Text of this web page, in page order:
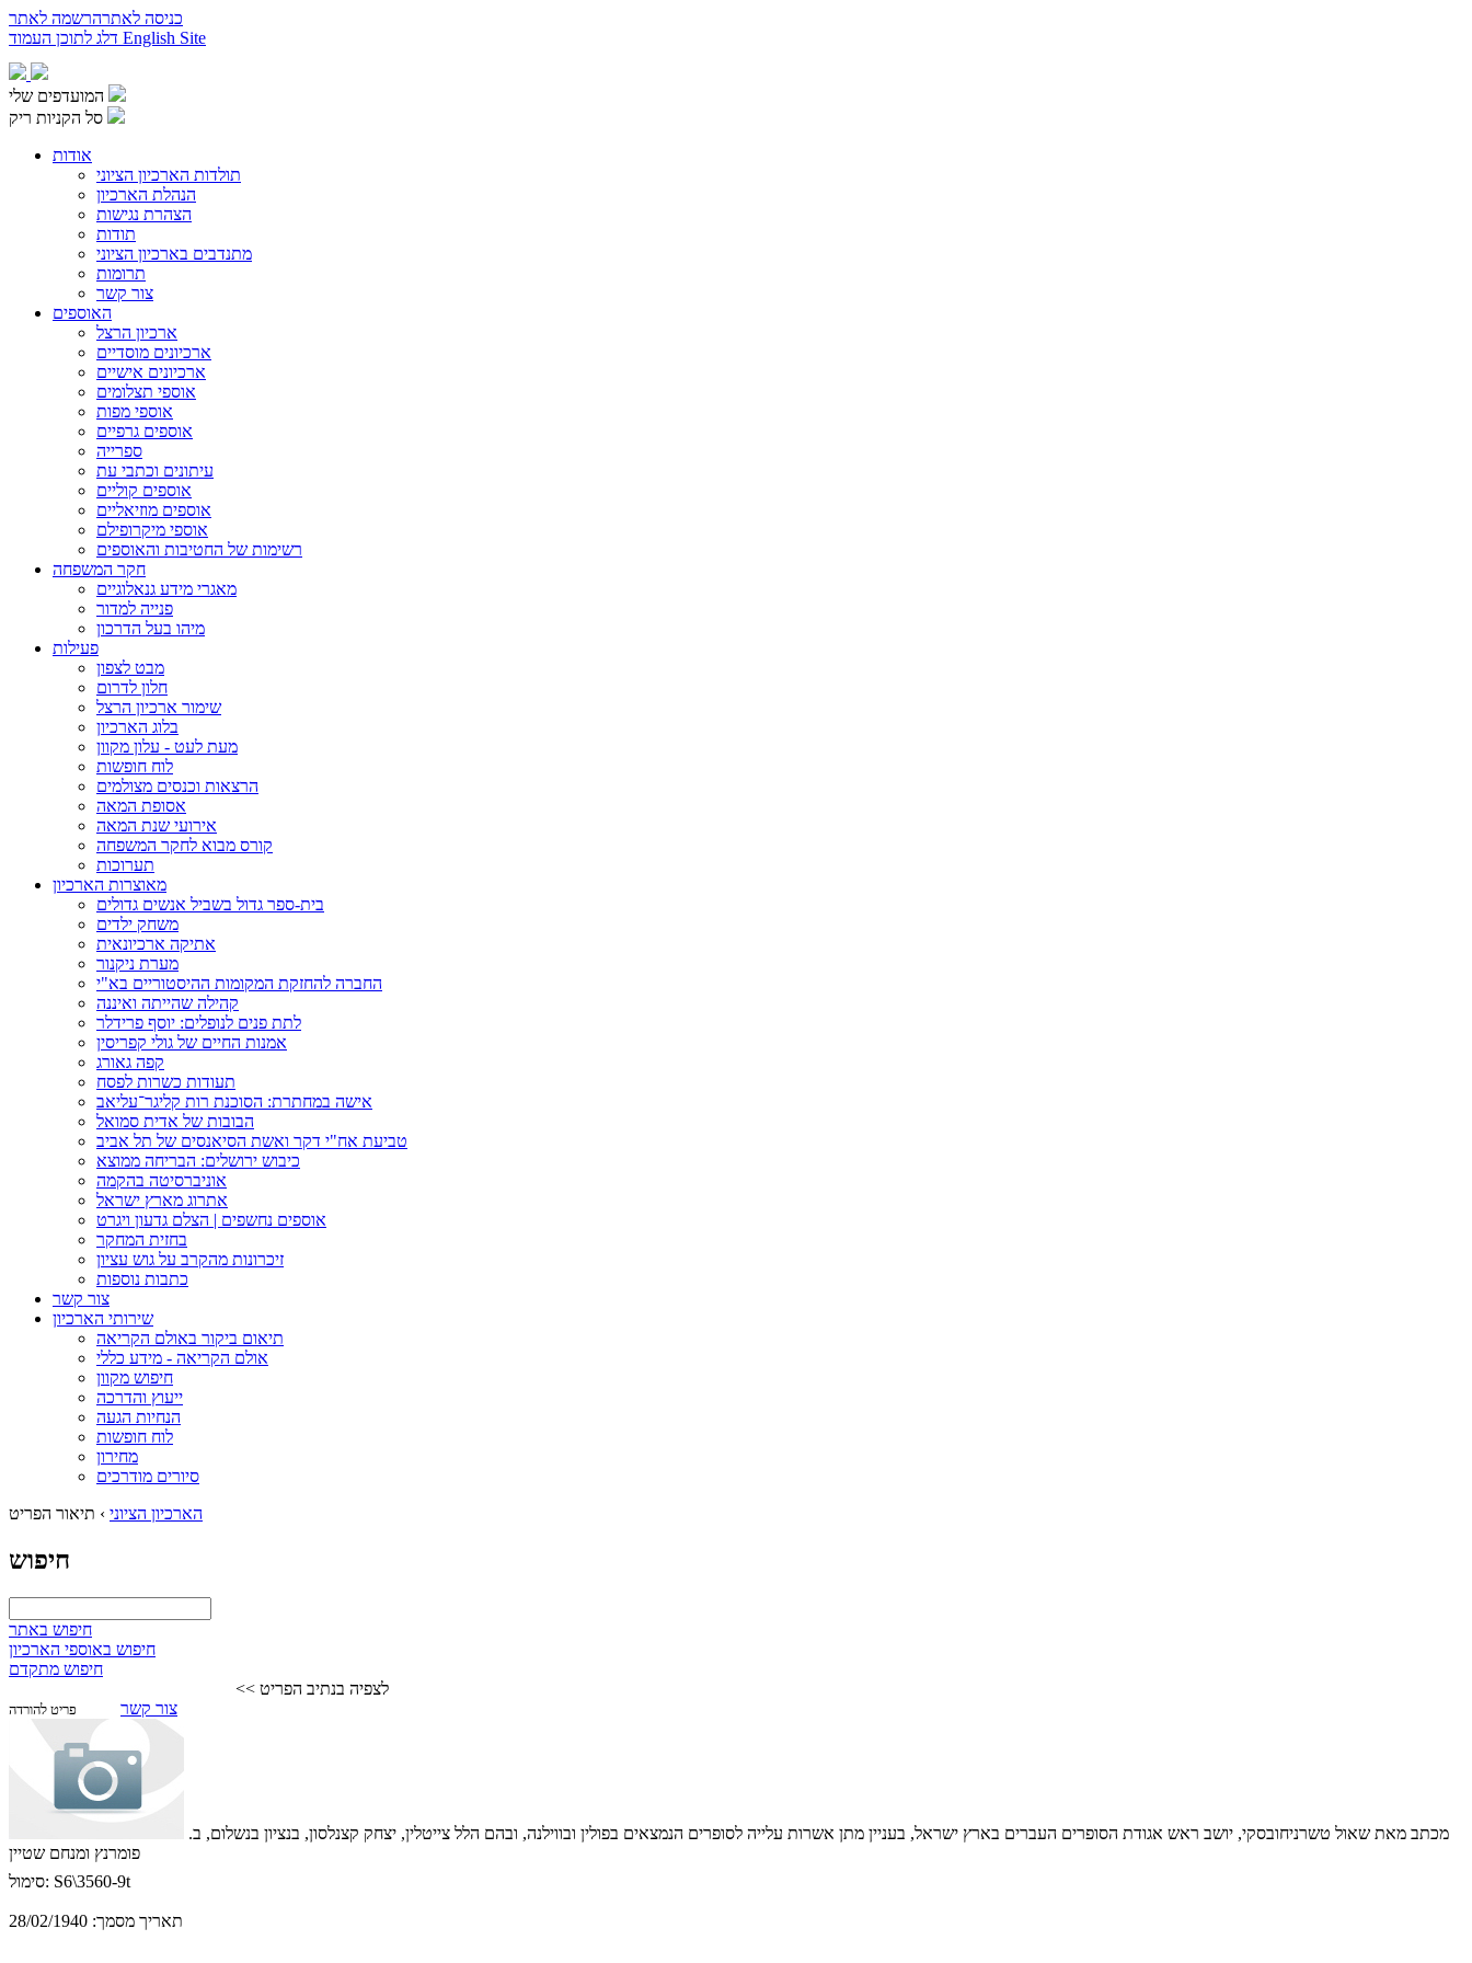
כניסה לאתרהרשמה לאתר
English Site
המועדפים שלי
סל הקניות ריק
אודות
תולדות הארכיון הציוני
הנהלת הארכיון
הצהרת נגישות
תודות
מתנדבים בארכיון הציוני
תרומות
צור קשר
האוספים
ארכיון הרצל
ארכיונים מוסדיים
ארכיונים אישיים
אוספי תצלומים
אוספי מפות
אוספים גרפיים
ספרייה
עיתונים וכתבי עת
אוספים קוליים
אוספים מוזיאליים
אוספי מיקרופילם
רשימות של החטיבות והאוספים
חקר המשפחה
מאגרי מידע גנאלוגיים
פנייה למדור
מיהו בעל הדרכון
פעילות
מבט לצפון
חלון לדרום
שימור ארכיון הרצל
בלוג הארכיון
מעת לעט - עלון מקוון
לוח חופשות
הרצאות וכנסים מצולמים
אסופת המאה
אירועי שנת המאה
קורס מבוא לחקר המשפחה
תערוכות
מאוצרות הארכיון
בית-ספר גדול בשביל אנשים גדולים
משחק ילדים
אתיקה ארכיונאית
מערת ניקנור
החברה להחזקת המקומות ההיסטוריים בא"י
קהילה שהייתה ואיננה
לתת פנים לנופלים: יוסף פרידלר
אמנות החיים של גולי קפריסין
קפה גאורג
תעודות כשרות לפסח
אישה במחתרת: הסוכנת רות קליגר־עליאב
הבובות של אדית סמואל
טביעת אח"י דקר ואשת הסיאנסים של תל אביב
כיבוש ירושלים: הבריחה ממוצא
אוניברסיטה בהקמה
אתרוג מארץ ישראל
אוספים נחשפים | הצלם גדעון ויגרט
בחזית המחקר
זיכרונות מהקרב על גוש עציון
כתבות נוספות
צור קשר
שירותי הארכיון
תיאום ביקור באולם הקריאה
אולם הקריאה - מידע כללי
חיפוש מקוון
ייעוץ והדרכה
הנחיות הגעה
לוח חופשות
מחירון
סיורים מודרכים
הארכיון הציוני › תיאור הפריט
חיפוש
חיפוש באתר
חיפוש באוספי הארכיון
חיפוש מתקדם
לצפיה בנתיב הפריט >>
פריט להורדה צור קשר
מכתב מאת שאול טשרניחובסקי, יושב ראש אגודת הסופרים העברים בארץ ישראל, בעניין מתן אשרות עלייה לסופרים הנמצאים בפולין ובווילנה, ובהם הלל צייטלין, יצחק קצנלסון, בנציון בנשלום, ב.
פומרנץ ומנחם שטיין
סימול: S6\3560-9t
תאריך מסמך: 28/02/1940